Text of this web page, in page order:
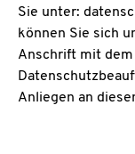
Sie unter:
können Sie sich
Anschrift mit dem
Anliegen an